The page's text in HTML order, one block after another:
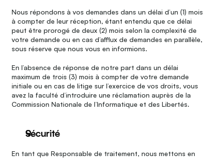
Nous répondons à vos demandes dans un délai d’un (1) mois
à compter de leur réception, étant entendu que ce délai
peut être prorogé de deux (2) mois selon la complexité de
votre demande ou en cas d’afflux de demandes en parallèle,
sous réserve que nous vous en informions.
En l’absence de réponse de notre part dans un délai
maximum de trois (3) mois à compter de votre demande
initiale ou en cas de litige sur l’exercice de vos droits, vous
avez la faculté d’introduire une réclamation auprès de la
Commission Nationale de l’Informatique et des Libertés.
Sécurité
En tant que Responsable de traitement, nous mettons en